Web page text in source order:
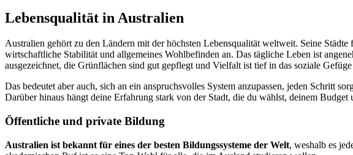
Lebensqualität in Australien
Australien gehört zu den Ländern mit der höchsten Lebensqualität weltweit. Seine
wirtschaftliche Stabilität und allgemeines Wohlbefinden an. Das tägliche Leben ist
ausgezeichnet, die Grünflächen sind gut gepflegt und Vielfalt ist tief in das soziale
Das bedeutet aber auch, sich an ein anspruchsvolles System anzupassen, jeden Schritt
Darüber hinaus hängt deine Erfahrung stark von der Stadt, die du wählst, deinem Budget
Öffentliche und private Bildung
Australien ist bekannt für eines der besten Bildungssysteme der Welt, weshalb es